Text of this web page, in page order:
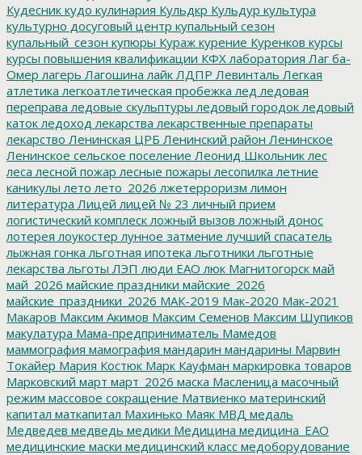
Кудесник кудо кулинария Кульдкр Кульдур культура
культурно досуговый центр купальный сезон
купальный_сезон купюры Кураж курение Куренков курсы
курсы повышения квалификации КФХ лаборатория Лаг ба-
Омер лагерь Лагошина лайк ЛДПР Левинталь Легкая
атлетика легкоатлетическая пробежка лед ледовая
переправа ледовые скульптуры ледовый городок ледовый
каток ледоход лекарства лекарственные препараты
лекарство Ленинская ЦРБ Ленинский район Ленинское
Ленинское сельское поселение Леонид Школьник лес
леса лесной пожар лесные пожары лесопилка летние
каникулы лето лето_2026 лжетерроризм лимон
литература Лицей лицей № 23 личный прием
логистический комплеск ложный вызов ложный донос
лотерея лоукостер лунное затмение лучший спасатель
лыжная гонка льготная ипотека льготники льготные
лекарства льготы ЛЭП люди ЕАО люк Магнитогорск май
май_2026 майские праздники майские_2026
майские_праздники_2026 МАК-2019 Мак-2020 Мак-2021
Макаров Максим Акимов Максим Семенов Максим Шупиков
макулатура Мама-предприниматель Мамедов
маммография мамография мандарин мандарины Марвин
Токайер Мария Костюк Марк Кауфман маркировка товаров
Марковский март март_2026 маска Масленица масочный
режим массовое сокращение Матвиенко материнский
капитал маткапитал Махинько Маяк МВД медаль
Медведев медведь медики Медицина медицина_ЕАО
медицинские маски медицинский класс медоборудование